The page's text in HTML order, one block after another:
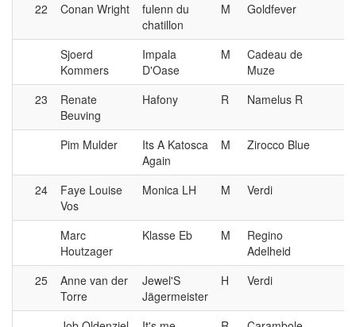
22 Conan Wright
fulenn du
chatillon
M Goldfever
Sjoerd
Kommers
Impala
D'Oase
M
Cadeau de
Muze
23
Renate
Beuving
Hafony R Namelus R
Pim Mulder
Its A Katosca
Again
M Zirocco Blue
24
Faye Louise
Vos
Monica LH M Verdi
Marc
Houtzager
Klasse Eb M
Regino
Adelheid
25
Anne van der
Torre
Jewel'S
Jägermeister
H Verdi